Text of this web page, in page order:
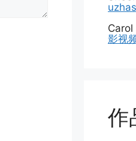
Carol
影视
作